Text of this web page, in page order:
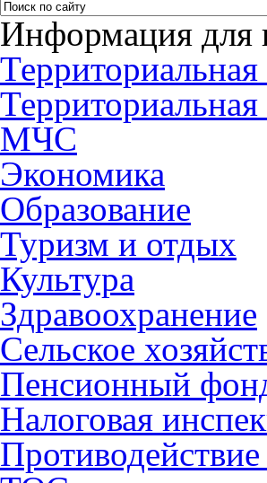
Информация для
МЧС
Экономика
Образование
Туризм и отдых
Культура
Здравоохранение
Сельское
Пенсионный
Налоговая